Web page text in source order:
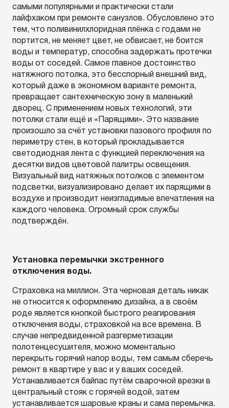
самыми популярными и практически стали
лайфхаком при ремонте санузлов. Обусловлено это
тем, что поливинилхлоридная плёнка с годами не
портится, не меняет цвет, не обвисает, не боится
воды и температур, способна задержать протечки
воды от соседей. Самое главное достоинство
натяжного потолка, это бесспорный внешний вид,
который даже в экономном варианте ремонта,
превращает сантехническую зону в маленький
дворец. С применением новых технологий, эти
потолки стали ещё и «Парящими». Это название
произошло за счёт установки пазового профиля по
периметру стен, в который прокладывается
светодиодная лента с функцией переключения на
десятки видов цветовой палитры освещения.
Визуальный вид натяжных потолков с элементом
подсветки, визуализировано делает их парящими в
воздухе и производит неизгладимые впечатления на
каждого человека. Огромный срок службы
подтверждён.
Установка перемычки экстренного
отключения воды.
Страховка на миллион. Эта черновая деталь никак
не относится к оформлению дизайна, а в своём
роде является кнопкой быстрого реагирования
отключения воды, страховкой на все времена. В
случае непредвиденной разгерметизации
полотенцесушителя, можно моментально
перекрыть горячий напор воды, тем самым сберечь
ремонт в квартире у вас и у ваших соседей.
Устанавливается байпас путём сварочной врезки в
центральный стояк с горячей водой, затем
устанавливается шаровые краны и сама перемычка.